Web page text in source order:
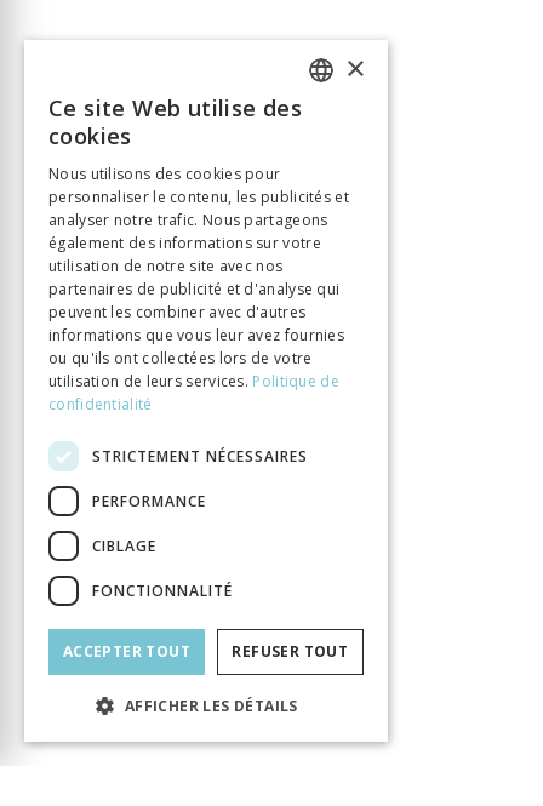
ITALIAN
×
Ce site Web utilise des
cookies
Nous utilisons des cookies pour
personnaliser le contenu, les publicités et
analyser notre trafic. Nous partageons
également des informations sur votre
utilisation de notre site avec nos
partenaires de publicité et d'analyse qui
peuvent les combiner avec d'autres
informations que vous leur avez fournies
ou qu'ils ont collectées lors de votre
utilisation de leurs services. Politique de
confidentialité
STRICTEMENT NÉCESSAIRES
PERFORMANCE
CIBLAGE
FONCTIONNALITÉ
ACCEPTER TOUT REFUSER TOUT
AFFICHER LES DÉTAILS